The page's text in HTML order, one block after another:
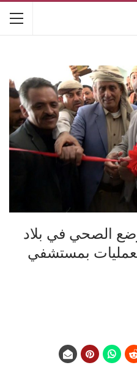
الصحي في بلاد
بمستشفي